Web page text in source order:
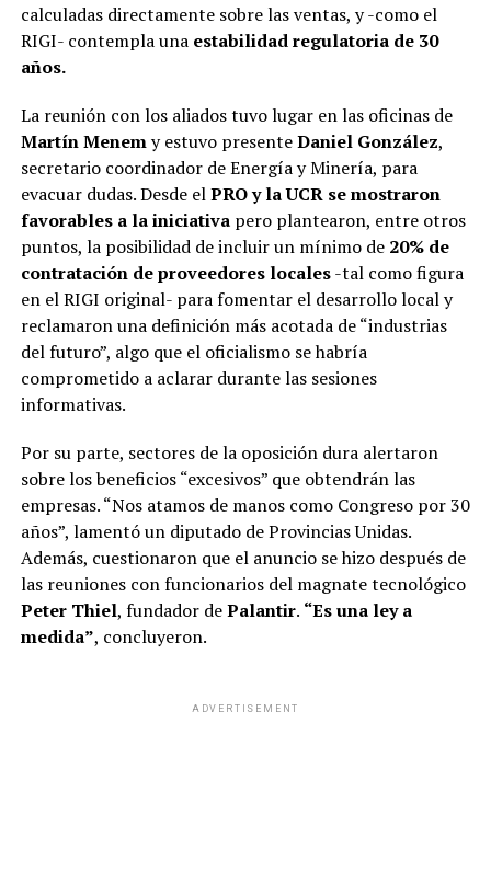
calculadas directamente sobre las ventas, y -como el
RIGI- contempla unaestabilidad regulatoria de 30
años.
La reunión con los aliados tuvo lugar en las oficinas de
Martín Menemy estuvo presenteDaniel González,
secretario coordinador de Energía y Minería, para
evacuar dudas. Desde elPRO y la UCR se mostraron
favorables a la iniciativapero plantearon, entre otros
puntos, la posibilidad de incluir un mínimo de 20% de
contratación de proveedores locales-tal como figura
en el RIGI original- para fomentar el desarrollo local y
reclamaron una definición más acotada de “industrias
del futuro”, algo que el oficialismo se habría
comprometido a aclarar durante las sesiones
informativas.
Por su parte, sectores de la oposición dura alertaron
sobre los beneficios “excesivos” que obtendrán las
empresas. “Nos atamos de manos como Congreso por 30
años”, lamentó un diputado de Provincias Unidas.
Además, cuestionaron que el anuncio se hizo después de
las reuniones con funcionarios del magnate tecnológico
Peter Thiel, fundador dePalantir. “Es una ley a
medida”, concluyeron.
ADVERTISEMENT